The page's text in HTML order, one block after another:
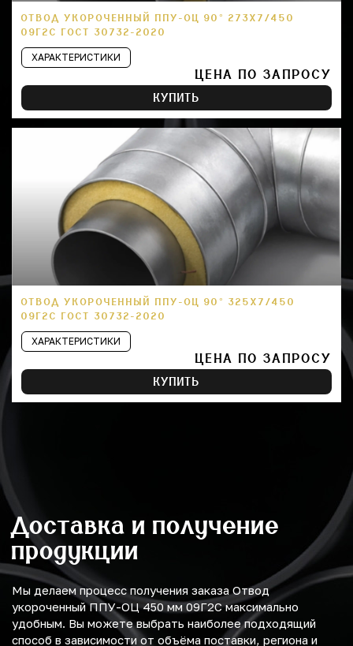
ОТВОД УКОРОЧЕННЫЙ ППУ-ОЦ 90° 273Х7/450
09Г2С ГОСТ 30732-2020
ХАРАКТЕРИСТИКИ
ЦЕНА ПО ЗАПРОСУ
КУПИТЬ
ОТВОД УКОРОЧЕННЫЙ ППУ-ОЦ 90° 325Х7/450
09Г2С ГОСТ 30732-2020
ХАРАКТЕРИСТИКИ
ЦЕНА ПО ЗАПРОСУ
КУПИТЬ
Доставка и получение
продукции
Мы делаем процесс получения заказа Отвод
укороченный ППУ-ОЦ 450 мм 09Г2С максимально
удобным. Вы можете выбрать наиболее подходящий
способ в зависимости от объёма поставки, региона и